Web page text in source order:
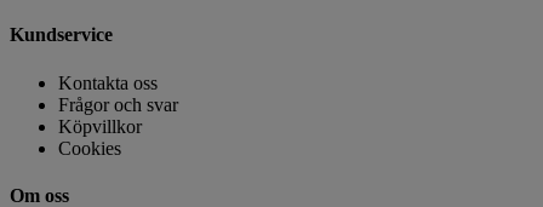
Kundservice
Kontakta oss
Frågor och svar
Köpvillkor
Cookies
Om oss